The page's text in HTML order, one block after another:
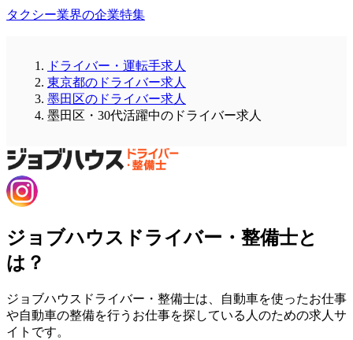
タクシー業界の企業特集
ドライバー・運転手求人
東京都のドライバー求人
墨田区のドライバー求人
墨田区・30代活躍中のドライバー求人
ジョブハウスドライバー・整備士と
は？
ジョブハウスドライバー・整備士は、自動車を使ったお仕事
や自動車の整備を行うお仕事を探している人のための求人サ
イトです。